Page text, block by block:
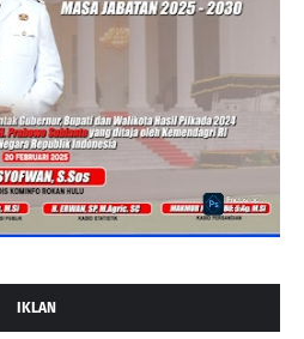
IKLAN